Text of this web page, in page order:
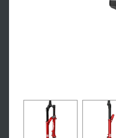
Paragon